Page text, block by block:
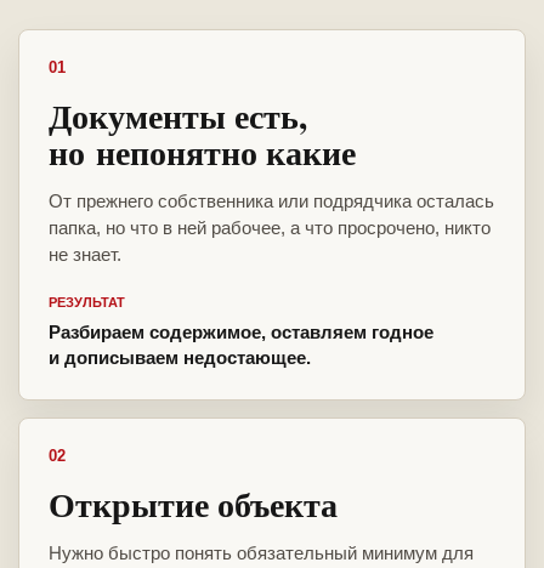
01
Документы есть,
но непонятно какие
От прежнего собственника или подрядчика осталась
папка, но что в ней рабочее, а что просрочено, никто
не знает.
РЕЗУЛЬТАТ
Разбираем содержимое, оставляем годное
и дописываем недостающее.
02
Открытие объекта
Нужно быстро понять обязательный минимум для